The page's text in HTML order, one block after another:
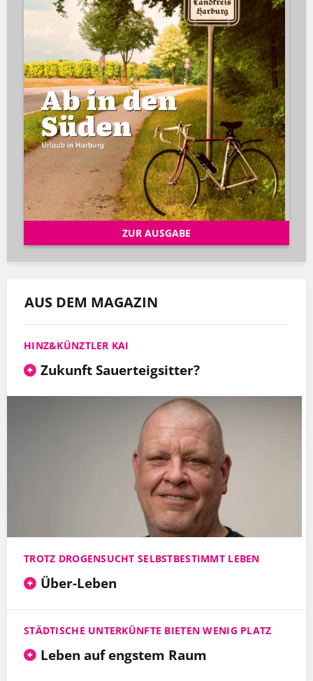
ZUR AUSGABE
AUS DEM MAGAZIN
HINZ&KÜNZTLER KAI
Zukunft Sauerteigsitter?
TROTZ DROGENSUCHT SELBSTBESTIMMT LEBEN
Über-Leben
STÄDTISCHE UNTERKÜNFTE BIETEN WENIG PLATZ
Leben auf engstem Raum